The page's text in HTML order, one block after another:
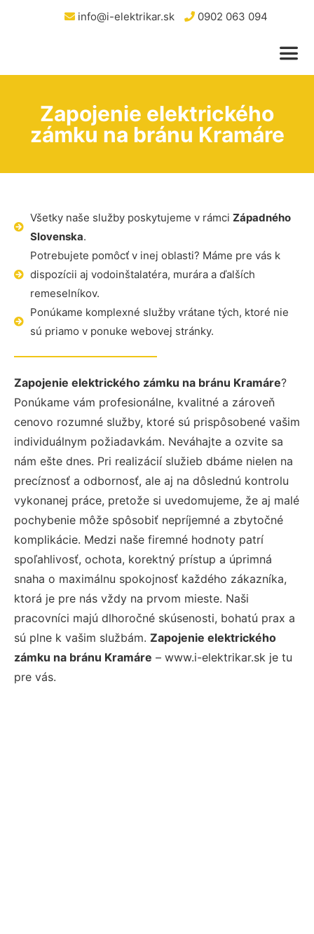
info@i-elektrikar.sk 0902 063 094
Zapojenie elektrického
zámku na bránu Kramáre
Všetky naše služby poskytujeme v rámci Západného
Slovenska.
Potrebujete pomôcť v inej oblasti? Máme pre vás k
dispozícii aj vodoinštalatéra, murára a ďalších
remeselníkov.
Ponúkame komplexné služby vrátane tých, ktoré nie
sú priamo v ponuke webovej stránky.
Zapojenie elektrického zámku na bránu Kramáre?
Ponúkame vám profesionálne, kvalitné a zároveň
cenovo rozumné služby, ktoré sú prispôsobené vašim
individuálnym požiadavkám. Neváhajte a ozvite sa
nám ešte dnes. Pri realizácií služieb dbáme nielen na
precíznosť a odbornosť, ale aj na dôslednú kontrolu
vykonanej práce, pretože si uvedomujeme, že aj malé
pochybenie môže spôsobiť nepríjemné a zbytočné
komplikácie. Medzi naše firemné hodnoty patrí
spoľahlivosť, ochota, korektný prístup a úprimná
snaha o maximálnu spokojnosť každého zákazníka,
ktorá je pre nás vždy na prvom mieste. Naši
pracovníci majú dlhoročné skúsenosti, bohatú prax a
sú plne k vašim službám. Zapojenie elektrického
zámku na bránu Kramáre – www.i-elektrikar.sk je tu
pre vás.